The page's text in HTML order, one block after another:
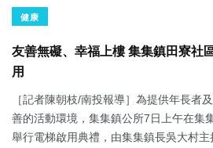
健康
友善無礙、幸福上樓 集集鎮田寮社
用
［記者陳朝枝/南投報導］為提供年長者
善的活動環境，集集鎮公所7日上午在集
舉行電梯啟用典禮，由集集鎮長吳大村